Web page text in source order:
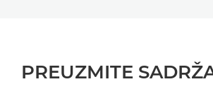
PREUZMITE